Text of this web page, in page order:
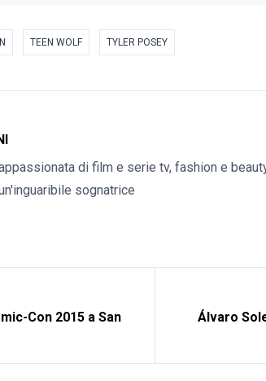
TEEN WOLF TYLER POSEY
di film e serie tv, fashion e
sognatrice
Con 2015 a San
Álvaro